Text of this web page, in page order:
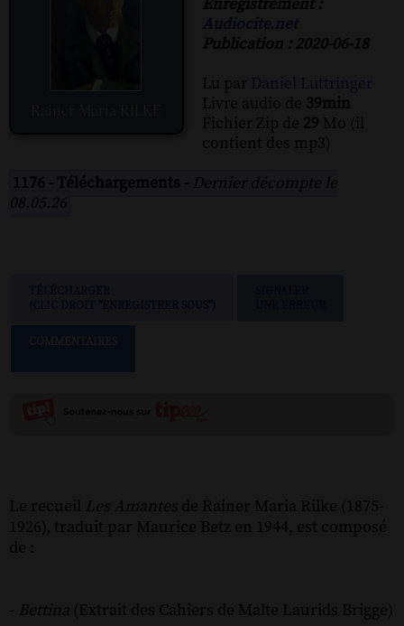
Enregistrement :
Publication : 2020-06-18
Lu par
Livre audio de 39min
Fichier Zip de 29 Mo (il
contient des mp3)
1176 - Téléchargements - Dernier décompte le
08.05.26
Le recueil Les Amantes de Rainer Maria Rilke (1875-
1926), traduit par Maurice Betz en 1944, est composé
de :
- Bettina (Extrait des Cahiers de Malte Laurids Brigge)